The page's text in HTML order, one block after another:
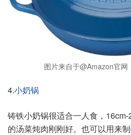
图片来自于@Amazon官
4.小奶锅
铸铁小奶锅很适合一人食，
的汤菜炖肉刚刚好。也可以用来